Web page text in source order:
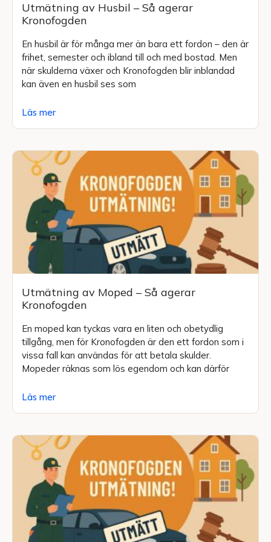
Utmätning av Husbil – Så agerar
Kronofogden
En husbil är för många mer än bara ett fordon – den är
frihet, semester och ibland till och med bostad. Men
när skulderna växer och Kronofogden blir inblandad
kan även en husbil ses som
Läs mer
Utmätning av Moped – Så agerar
Kronofogden
En moped kan tyckas vara en liten och obetydlig
tillgång, men för Kronofogden är den ett fordon som i
vissa fall kan användas för att betala skulder.
Mopeder räknas som lös egendom och kan därför
Läs mer